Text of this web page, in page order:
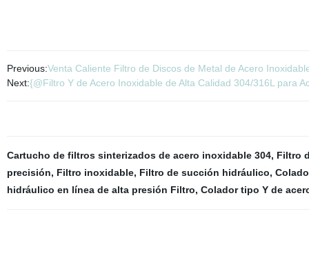
Previous:Venta Caliente Filtro de Discos de Metal de Acero
Next:{@Filtro Y de Acero Inoxidable de Alta Calidad 304/316L para
Cartucho de filtros sinterizados de acero inoxidable 304, Filtro
precisión, Filtro inoxidable, Filtro de succión hidráulico,
hidráulico en línea de alta presión Filtro, Colador tipo Y de